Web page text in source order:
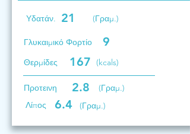
Υδατάν. 21 (Γραμ.)
Γλυκαιμικό Φορτίο 9
Θερμίδες 167 (kcals)
Προτεινη 2.8
(Γραμ.)
Λίπος
6.4 (Γραμ.)